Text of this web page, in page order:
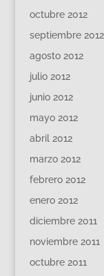
octubre 2012
septiembre 2012
agosto 2012
julio 2012
junio 2012
mayo 2012
abril 2012
marzo 2012
febrero 2012
enero 2012
diciembre 2011
noviembre 2011
octubre 2011